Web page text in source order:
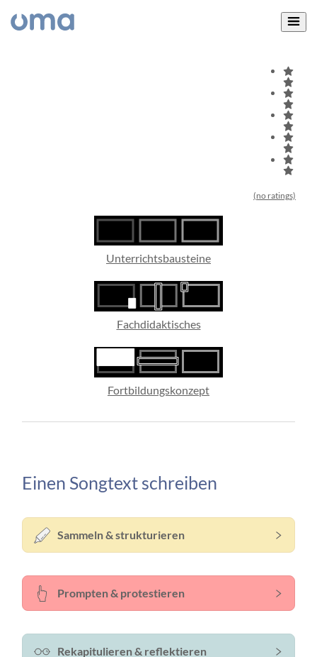
(no ratings)
Unterrichtsbausteine
Fachdidaktisches
Fortbildungskonzept
Einen Songtext schreiben
Sammeln & strukturieren
Prompten & protestieren
Rekapitulieren & reflektieren